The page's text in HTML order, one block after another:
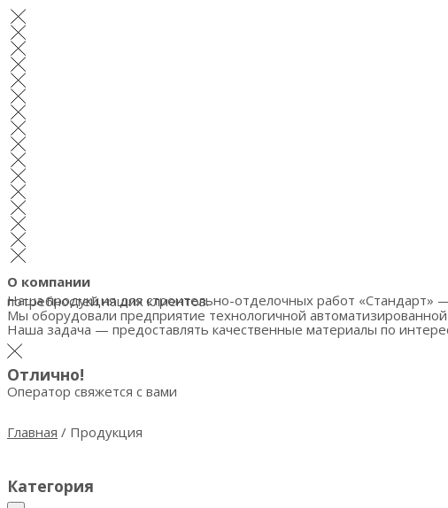
О компании
Наша продукция для строительно-отделочных работ «Стандарт» — результат уверенного развития Завода на пути к цели — добиться высоких стандартов в удовлетворении потребностей наших клиентов.
Мы оборудовали предприятие технологичной
Наша задача — предоставлять качественные материалы по
Отлично!
Оператор свяжется с вами
Главная / Продукция
Категория